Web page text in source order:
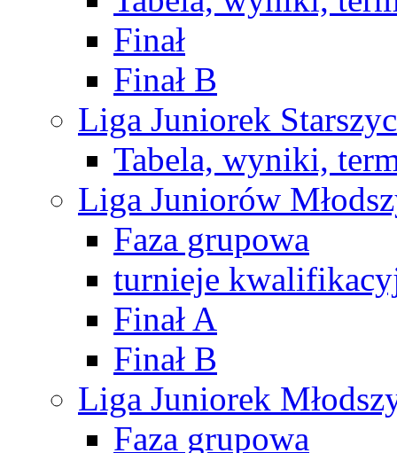
Finał
Finał B
Liga Juniorek
Tabela, wyniki,
Liga Juniorów
Faza grupowa
turnieje
Finał A
Finał B
Liga Juniorek
Faza grupowa